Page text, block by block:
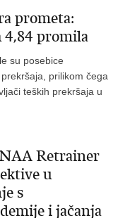
prometa:
promila
su posebice
prilikom čega
teških prekršaja u
Retrainer
u
s
i jačanja